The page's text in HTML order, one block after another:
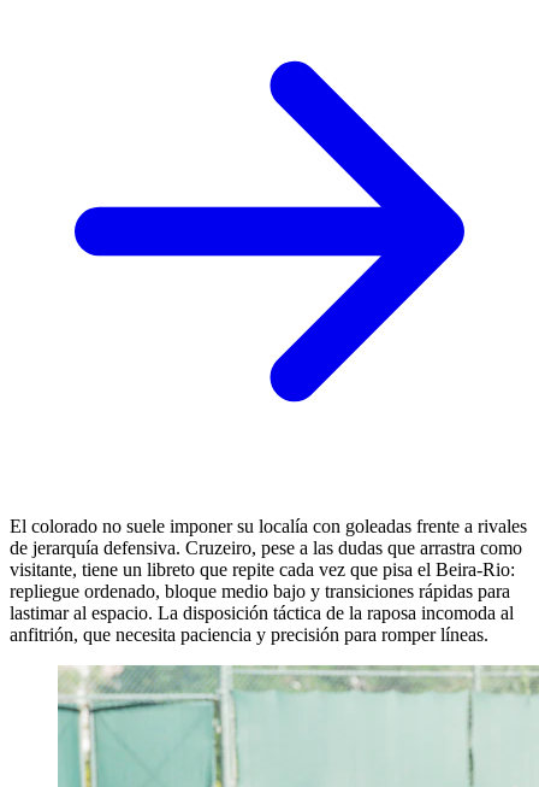
El colorado no suele imponer su localía con goleadas frente a rivales
de jerarquía defensiva. Cruzeiro, pese a las dudas que arrastra como
visitante, tiene un libreto que repite cada vez que pisa el Beira-Rio:
repliegue ordenado, bloque medio bajo y transiciones rápidas para
lastimar al espacio. La disposición táctica de la raposa incomoda al
anfitrión, que necesita paciencia y precisión para romper líneas.